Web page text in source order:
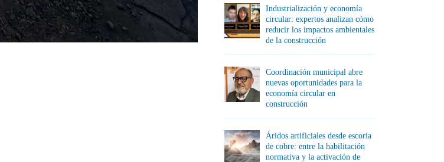
Industrialización y economía
circular: expertos analizan cómo
reducir los impactos ambientales
de la construcción
Coordinación municipal abre
nuevas oportunidades para la
economía circular en
construcción
Áridos artificiales desde escoria
de cobre: entre la habilitación
normativa y la activación de